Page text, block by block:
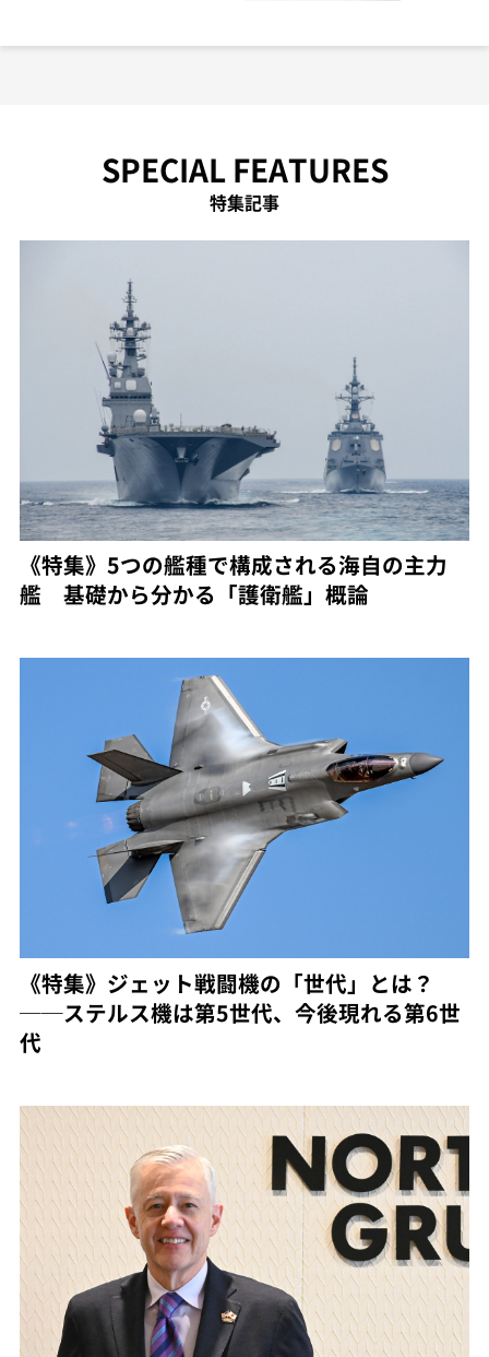
SPECIAL FEATURES
特集記事
《特集》5つの艦種で構成される海自の主力
艦 基礎から分かる「護衛艦」概論
《特集》ジェット戦闘機の「世代」とは？
──ステルス機は第5世代、今後現れる第6世
代